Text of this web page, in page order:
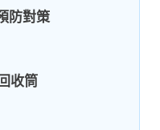
防對策
收筒